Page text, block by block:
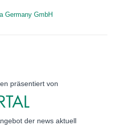
Germany GmbH
präsentiert von
der news aktuell